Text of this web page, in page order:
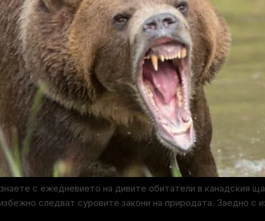
с ежедневието на дивите обитатели в канадския
следват суровите закони на природата. Заедно с